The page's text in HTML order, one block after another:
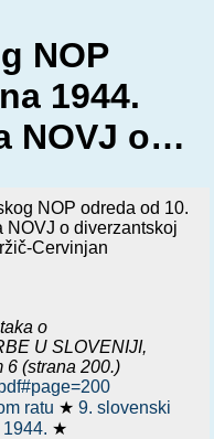
NOP
1944.
NOVJ o…
NOP odreda od 10.
NOVJ o diverzantskoj
Cervinjan
o
U SLOVENIJI,
6 (strana 200.)
ratu ★9. slovenski
★